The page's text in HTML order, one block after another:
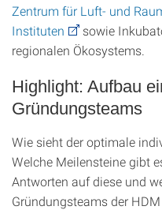
Zentrum für Luft- und
Instituten
sowie
regionalen Ökosystems.
Highlight: Aufbau
Gründungsteams
Wie sieht der optimale
Welche Meilensteine gibt
Antworten auf diese und
Gründungsteams der